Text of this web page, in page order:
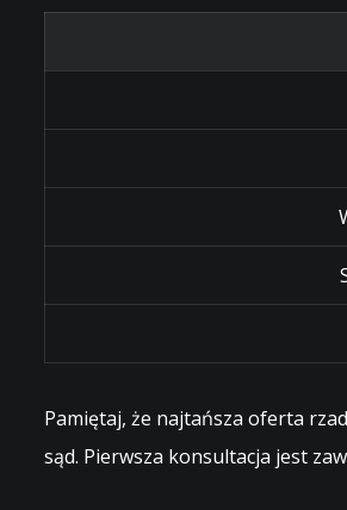
Pamiętaj, że najtańsza oferta
sąd. Pierwsza konsultacja jest